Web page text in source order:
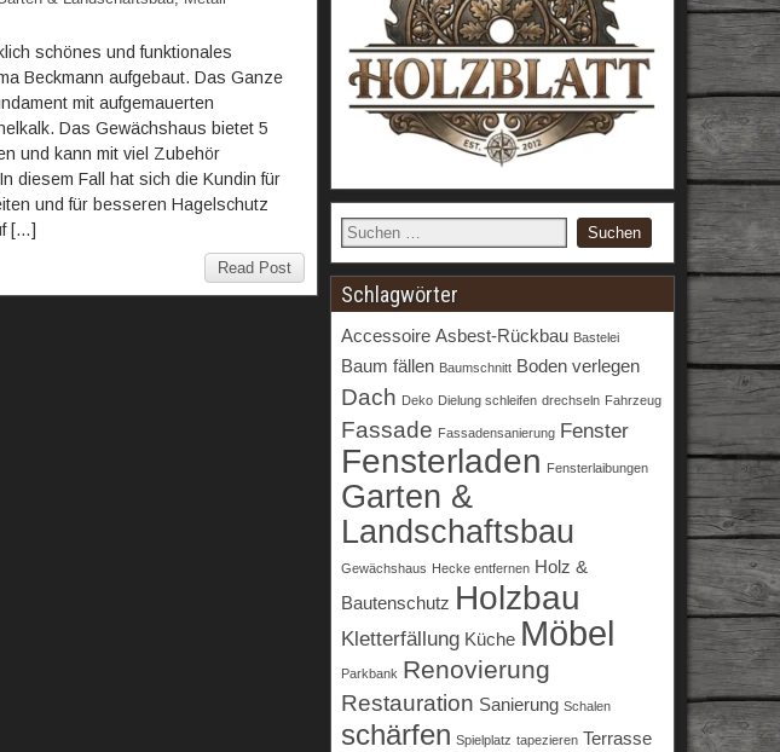
schönes und funktionales
Beckmann aufgebaut. Das Ganze
mit aufgemauerten
Das Gewächshaus bietet 5
und kann mit viel Zubehör
diesem Fall hat sich die Kundin für
und für besseren Hagelschutz
[…]
Read Post
Schlagwörter
Accessoire Asbest-Rückbau Bastelei
Baum fällen Baumschnitt Boden verlegen
Dach Deko Dielung schleifen drechseln Fahrzeug
Fassade Fassadensanierung Fenster
Fensterladen Fensterlaibungen
Garten &
Landschaftsbau
Gewächshaus Hecke entfernen Holz &
Bautenschutz Holzbau
Kletterfällung Küche Möbel
Parkbank Renovierung
Restauration Sanierung Schalen
schärfen Spielplatz tapezieren Terrasse